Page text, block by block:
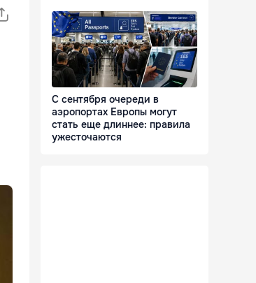
С сентября очереди в
аэропортах Европы могут
стать еще длиннее: правила
ужесточаются